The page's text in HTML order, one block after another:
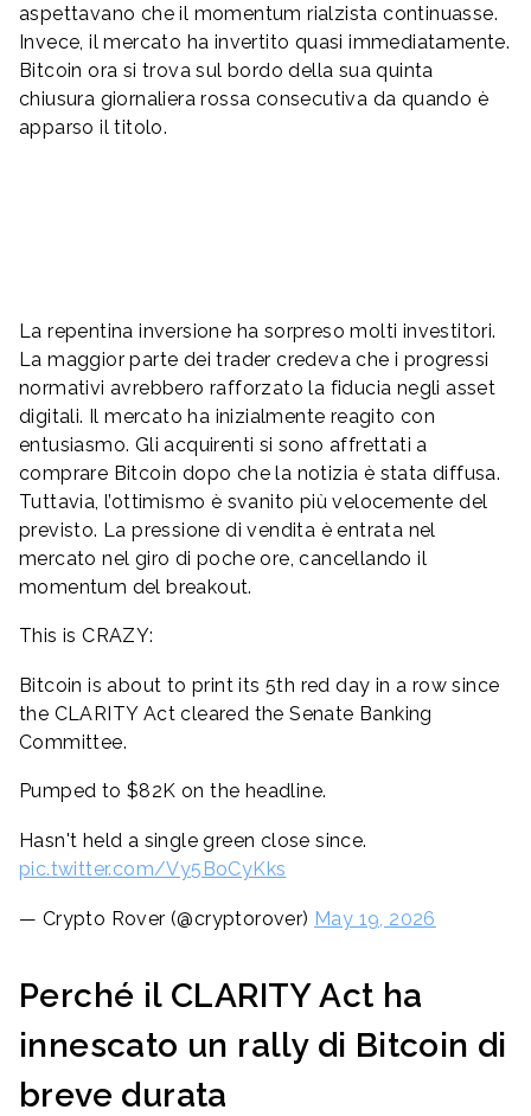
aspettavano che il momentum rialzista continuasse.
Invece, il mercato ha invertito quasi immediatamente.
Bitcoin ora si trova sul bordo della sua quinta
chiusura giornaliera rossa consecutiva da quando è
apparso il titolo.
La repentina inversione ha sorpreso molti investitori.
La maggior parte dei trader credeva che i progressi
normativi avrebbero rafforzato la fiducia negli asset
digitali. Il mercato ha inizialmente reagito con
entusiasmo. Gli acquirenti si sono affrettati a
comprare Bitcoin dopo che la notizia è stata diffusa.
Tuttavia, l’ottimismo è svanito più velocemente del
previsto. La pressione di vendita è entrata nel
mercato nel giro di poche ore, cancellando il
momentum del breakout.
This is CRAZY:
Bitcoin is about to print its 5th red day in a row since
the CLARITY Act cleared the Senate Banking
Committee.
Pumped to $82K on the headline.
Hasn't held a single green close since.
pic.twitter.com/Vy5BoCyKks
— Crypto Rover (@cryptorover) May 19, 2026
Perché il CLARITY Act ha
innescato un rally di Bitcoin di
breve durata